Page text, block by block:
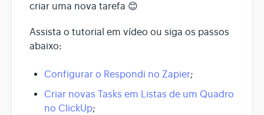
criar uma nova tarefa 😊
Assista o tutorial em vídeo ou siga os passos
abaixo:
Configurar o Respondi no Zapier;
Criar novas Tasks em Listas de um Quadro
no ClickUp;